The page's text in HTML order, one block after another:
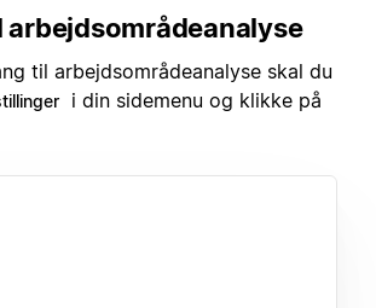
arbejdsområdeanalyse
til arbejdsområdeanalyse skal du
i din sidemenu og klikke på